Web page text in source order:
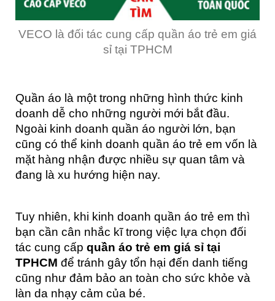
VECO là đối tác cung cấp quần áo trẻ em giá
sỉ tại TPHCM
Quần áo là một trong những hình thức kinh
doanh dễ cho những người mới bắt đầu.
Ngoài kinh doanh quần áo người lớn, bạn
cũng có thể kinh doanh quần áo trẻ em vốn là
mặt hàng nhận được nhiều sự quan tâm và
đang là xu hướng hiện nay.
Tuy nhiên, khi kinh doanh quần áo trẻ em thì
bạn cần cân nhắc kĩ trong việc lựa chọn đối
tác cung cấp quần áo trẻ em giá sỉ tại
TPHCM để tránh gây tổn hại đến danh tiếng
cũng như đảm bảo an toàn cho sức khỏe và
làn da nhạy cảm của bé.